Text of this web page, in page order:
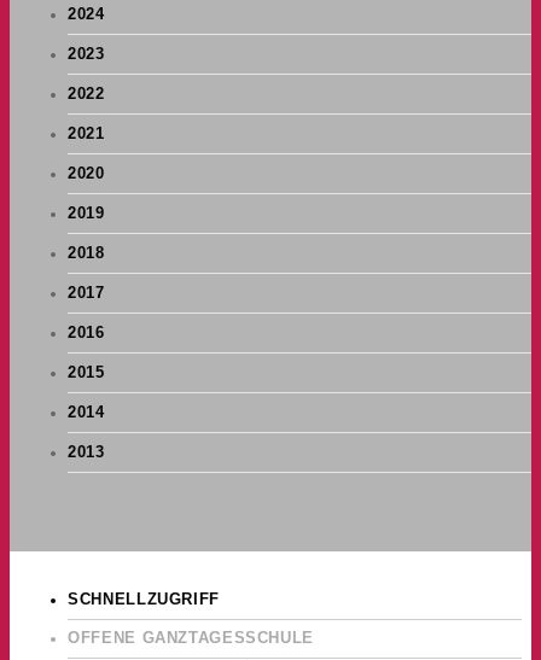
2024
2023
2022
2021
2020
2019
2018
2017
2016
2015
2014
2013
SCHNELLZUGRIFF
OFFENE GANZTAGESSCHULE